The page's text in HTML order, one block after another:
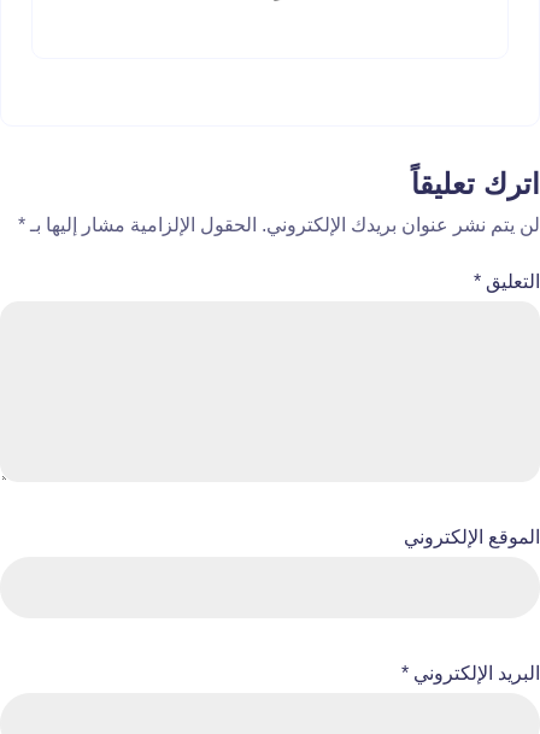
اترك تعليقاً
لن يتم نشر عنوان بريدك الإلكتروني. الحقول الإلزامية مشار إليها بـ *
التعليق *
البريد الإلكتروني *
الموقع الإلكتروني